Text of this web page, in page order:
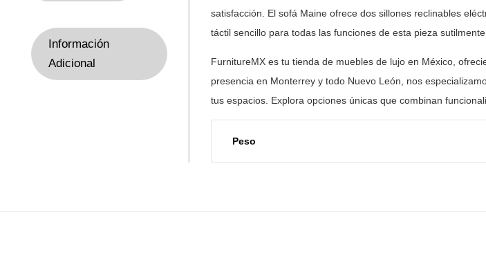
Información
Adicional
satisfacción. El sofá Maine ofrece dos sillones reclinables
táctil sencillo para todas las funciones de esta pieza sutilmente
FurnitureMX es tu tienda de muebles de lujo en México,
presencia en Monterrey y todo Nuevo León, nos
tus espacios. Explora opciones únicas que combinan
Peso